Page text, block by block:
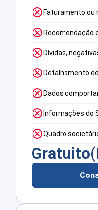
Faturamento ou
Recomendação
Dívidas,
Detalhamento
Dados
Informações do
Quadro
Gratuito